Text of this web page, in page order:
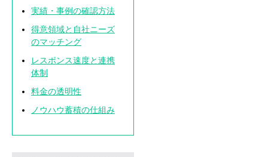
実績・事例の確認方法
得意領域と自社ニーズ
のマッチング
レスポンス速度と連携
体制
料金の透明性
ノウハウ蓄積の仕組み